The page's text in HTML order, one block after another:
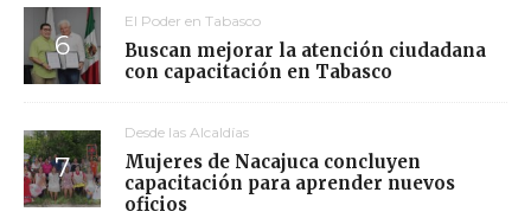
El Poder en Tabasco
Buscan mejorar la atención ciudadana
con capacitación en Tabasco
Desde las Alcaldías
Mujeres de Nacajuca concluyen
capacitación para aprender nuevos
oficios